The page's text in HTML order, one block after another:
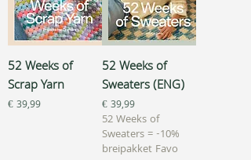
52 Weeks of
Scrap Yarn
Prijs
€ 39,99
52 Weeks of
Sweaters (ENG)
Prijs
€ 39,99
52 Weeks of
Sweaters = -10%
breipakket Favo